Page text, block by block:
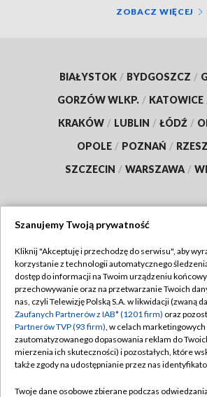
ZOBACZ WIĘCEJ
BIAŁYSTOK / BYDGOSZCZ /
GORZÓW WLKP. / KATOWICE
KRAKÓW / LUBLIN / ŁÓDŹ /
OPOLE / POZNAŃ /
SZCZECIN / WARSZAWA /
TVP
Abonament TVP
Emisja w TVP
Centrum informacji TVP
Naziemna Telewizja Cyfrowa
Regulamin TVP
Polityka
Moje zgody
Pomoc
Szanujemy Twoją prywatność
Kliknij "Akceptuję i przechodzę do serwisu", aby
korzystanie z technologii automatycznego
dostęp do informacji na Twoim urządzeniu
przechowywanie oraz na przetwarzanie Twoich
nas, czyli Telewizję Polską S.A. w likwidacji (zwaną
Zaufanych Partnerów z IAB* (1201 firm) oraz
Partnerów TVP (93 firm), w celach
zautomatyzowanego dopasowania reklam do
mierzenia ich skuteczności) i pozostałych, które
także zgody na udostępnianie przez nas
Twoje dane osobowe zbierane podczas